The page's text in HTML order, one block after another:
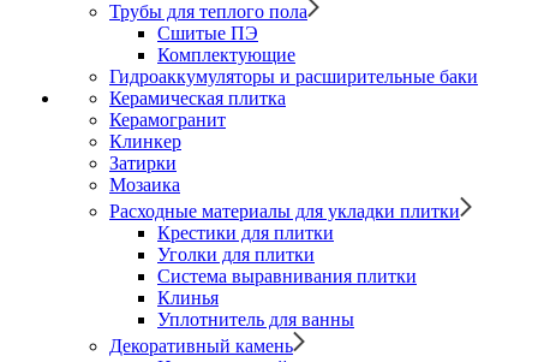
Трубы для теплого пола
Сшитые ПЭ
Комплектующие
Гидроаккумуляторы и расширительные баки
Керамическая плитка
Керамогранит
Клинкер
Затирки
Мозаика
Расходные материалы для укладки плитки
Крестики для плитки
Уголки для плитки
Система выравнивания плитки
Клинья
Уплотнитель для ванны
Декоративный камень